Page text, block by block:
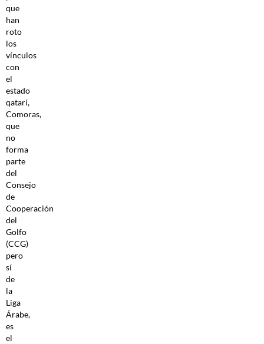
que
han
roto
los
vínculos
con
el
estado
qatarí,
Comoras,
que
no
forma
parte
del
Consejo
de
Cooperación
del
Golfo
(CCG)
pero
sí
de
la
Liga
Árabe,
es
el